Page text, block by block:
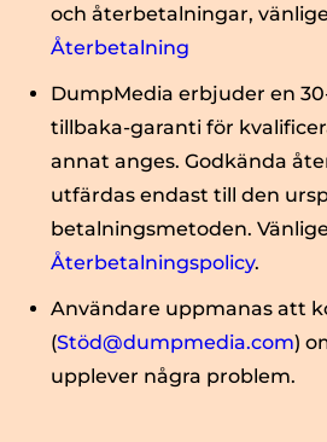
och återbetalningar,
Återbetalning
DumpMedia erbjuder en
tillbaka-garanti för
annat anges. Godkända
utfärdas endast till den
betalningsmetoden.
Återbetalningspolicy.
Användare uppmanas att
(Stöd@dumpmedia.com)
upplever några problem.